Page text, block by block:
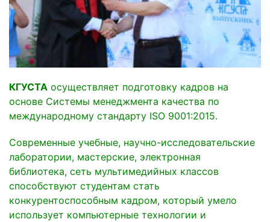
КГУСТА осуществляет подготовку кадров на
основе Системы менеджмента качества по
международному стандарту ISO 9001:2015.
Современные учебные, научно-исследовательские
лаборатории, мастерские, электронная
библиотека, сеть мультимедийных классов
способствуют студентам стать
конкурентоспособным кадром, который умело
использует компьютерные технологии и